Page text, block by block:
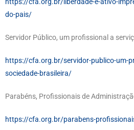
do-pais/
Servidor Público, um profissional a
https://cfa.org.br/servidor-publico-um-
sociedade-brasileira/
Parabéns, Profissionais de
https://cfa.org.br/parabens-